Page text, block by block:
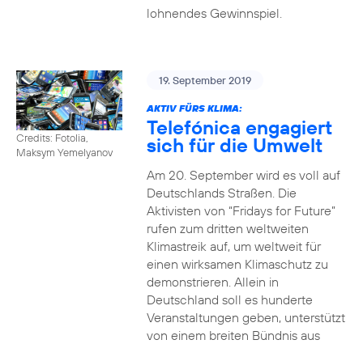
lohnendes Gewinnspiel.
Credits: Fotolia,
Maksym Yemelyanov
19. September 2019
AKTIV FÜRS KLIMA:
Telefónica engagiert
sich für die Umwelt
Am 20. September wird es voll auf
Deutschlands Straßen. Die
Aktivisten von “Fridays for Future”
rufen zum dritten weltweiten
Klimastreik auf, um weltweit für
einen wirksamen Klimaschutz zu
demonstrieren. Allein in
Deutschland soll es hunderte
Veranstaltungen geben, unterstützt
von einem breiten Bündnis aus